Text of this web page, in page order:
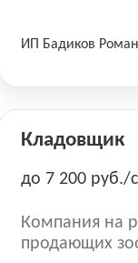
ИП Бадиков
Кладовщик
до 7 200 руб./
Компания на
продающих